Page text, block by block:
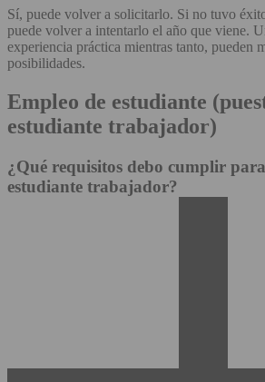
Sí, puede volver a solicitarlo. Si no tuvo
puede volver a intentarlo el año que viene.
experiencia práctica mientras tanto, pueden
posibilidades.
Empleo de estudiante
estudiante trabajador)
¿Qué requisitos debo cumplir
estudiante trabajador?